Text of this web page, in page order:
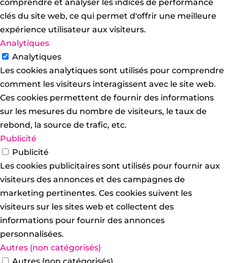
comprendre et analyser les indices de performance
clés du site web, ce qui permet d'offrir une meilleure
expérience utilisateur aux visiteurs.
Analytiques
Analytiques
Les cookies analytiques sont utilisés pour comprendre
comment les visiteurs interagissent avec le site web.
Ces cookies permettent de fournir des informations
sur les mesures du nombre de visiteurs, le taux de
rebond, la source de trafic, etc.
Publicité
Publicité
Les cookies publicitaires sont utilisés pour fournir aux
visiteurs des annonces et des campagnes de
marketing pertinentes. Ces cookies suivent les
visiteurs sur les sites web et collectent des
informations pour fournir des annonces
personnalisées.
Autres (non catégorisés)
Autres (non catégorisés)